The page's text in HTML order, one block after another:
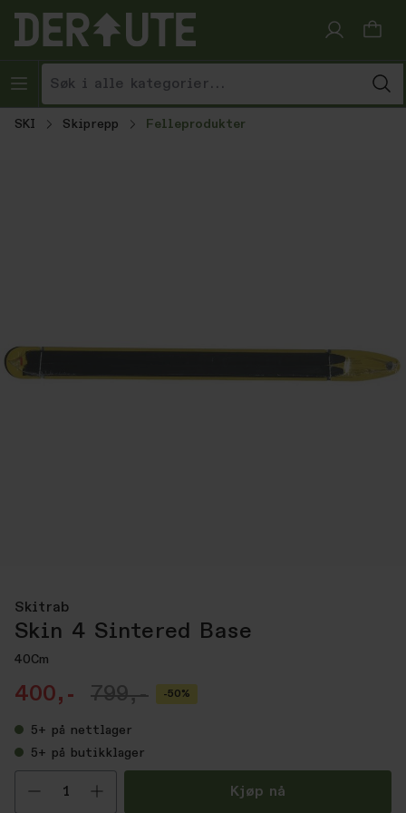
Hopp til innhold
SKI Skiprepp Felleprodukter
Skitrab
Skin 4 Sintered Base
40Cm
400,- 799,- -50%
5+ på nettlager
5+ på butikklager
Velg antall Kjøp nå